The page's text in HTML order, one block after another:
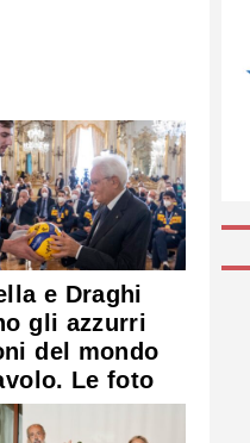
e Draghi
gli azzurri
del mondo
Le foto